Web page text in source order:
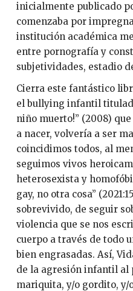
inicialmente publicado
comenzaba por
institución académica
entre pornografía y
subjetividades, estadio
Cierra este fantástico
el bullying infantil
niño muerto!” (2008)
a nacer, volvería a ser
coincidimos todos, al
seguimos vivos
heterosexista y
gay, no otra cosa”
sobrevivido, de seguir
violencia que se nos
cuerpo a través de todo
bien engrasadas. Así,
de la agresión infantil al
mariquita, y/o gordito, y/